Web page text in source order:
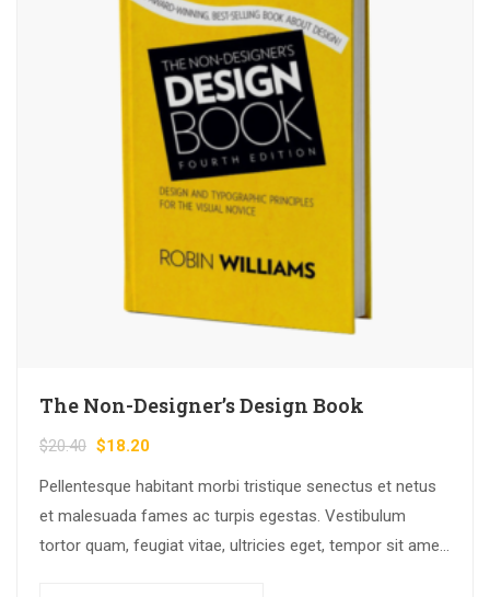
The Non-Designer’s Design Book
$20.40 $18.20
Pellentesque habitant morbi tristique senectus et netus
et malesuada fames ac turpis egestas. Vestibulum
tortor quam, feugiat vitae, ultricies eget, tempor sit amet,